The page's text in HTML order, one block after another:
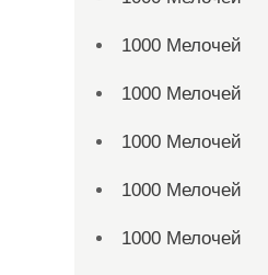
1000 Мелочей
1000 Мелочей
1000 Мелочей
1000 Мелочей
1000 Мелочей